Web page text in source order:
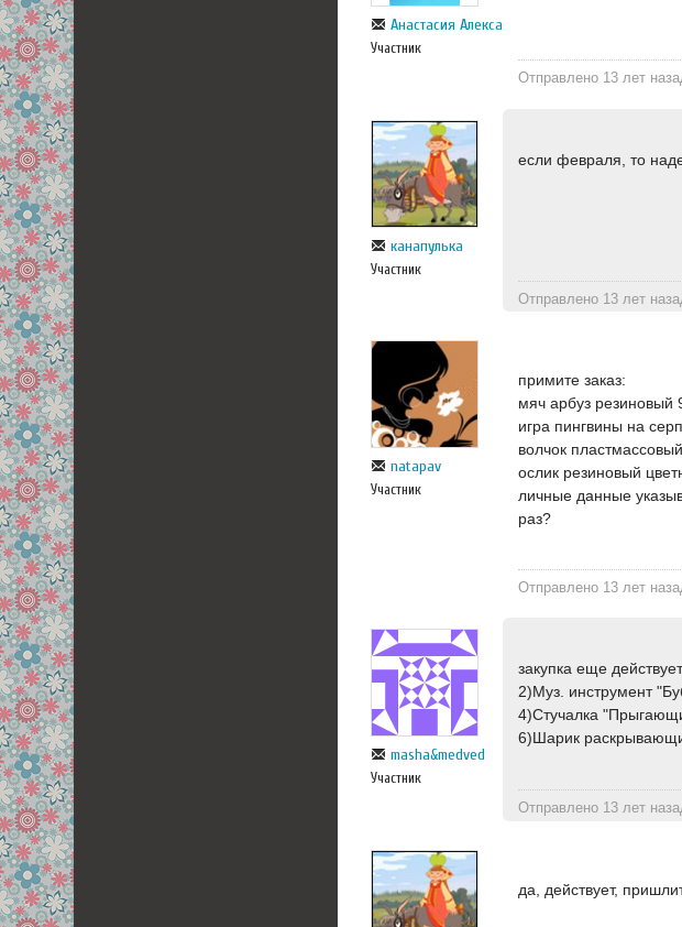
Анастасия Александровна
Участник
Отправлено 13 лет
канапулька
Участник
если февраля, то
Отправлено 13 лет
natapav
Участник
примите заказ:
мяч арбуз резиновый
игра пингвины на
волчок
ослик резиновый
личные данные
раз?
Отправлено 13 лет
masha&medved
Участник
закупка еще
2)Муз. инструмент
4)Стучалка
6)Шарик
Отправлено 13 лет
да, действует,